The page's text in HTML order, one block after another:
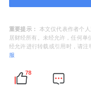
股份有限公司董
海展辰新材料股
重要提示：
本文仅代表作者个
居财经所有。未经允许，任何单
经允许进行转载或引用时，请注
服
78